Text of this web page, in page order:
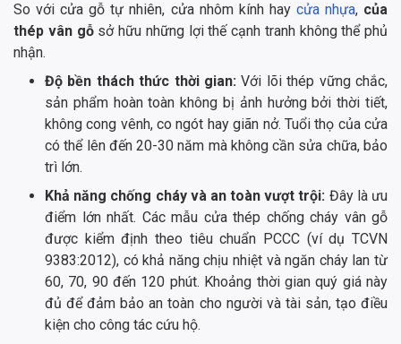
So với cửa gỗ tự nhiên, cửa nhôm kính hay cửa nhựa, của
thép vân gỗsở hữu những lợi thế cạnh tranh không thể phủ
nhận.
Độ bền thách thức thời gian:Với lõi thép vững chắc,
sản phẩm hoàn toàn không bị ảnh hưởng bởi thời tiết,
không cong vênh, co ngót hay giãn nở. Tuổi thọ của cửa
có thể lên đến 20-30 năm mà không cần sửa chữa, bảo
trì lớn.
Khả năng chống cháy và an toàn vượt trội: Đây là ưu
điểm lớn nhất. Các mẫu cửa thép chống cháy vân gỗ
được kiểm định theo tiêu chuẩn PCCC (ví dụ TCVN
9383:2012), có khả năng chịu nhiệt và ngăn cháy lan từ
60, 70, 90 đến 120 phút. Khoảng thời gian quý giá này
đủ để đảm bảo an toàn cho người và tài sản, tạo điều
kiện cho công tác cứu hộ.